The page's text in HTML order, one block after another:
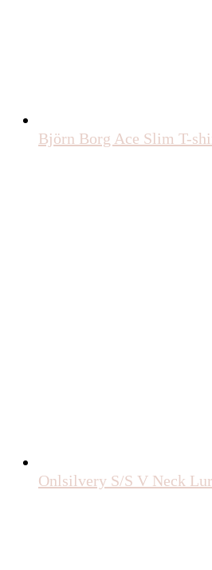
Björn Borg Ace Slim T-
Onlsilvery S/S V Neck